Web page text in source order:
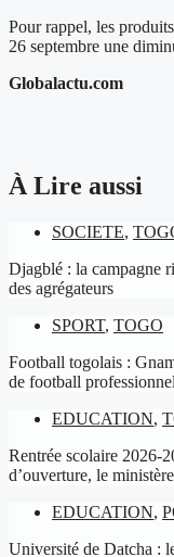
Pour rappel, les
26 septembre une
Globalactu.com
À Lire aussi
SOCIETE,
Djagblé : la campagne
des agrégateurs
SPORT, TOGO
Football togolais :
de football professionnel
EDUCATION,
Rentrée scolaire 2026-
d’ouverture, le
EDUCATION,
Université de Datcha :